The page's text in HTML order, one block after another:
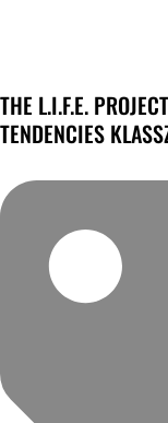
THE L.I.F.E.
TENDENCIES